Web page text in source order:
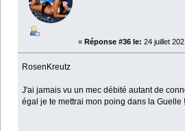
« Réponse #36 le: 24 juillet
RosenKreutz
J'ai jamais vu un mec débité autant de
égal je te mettrai mon poing dans la Guelle !